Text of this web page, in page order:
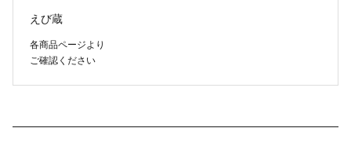
えび蔵
各商品ページより
ご確認ください